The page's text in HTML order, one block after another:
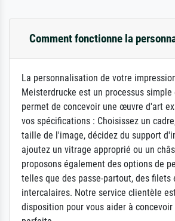
Comment fonctionne la
La personnalisation de votre
Meisterdrucke est un processus
permet de concevoir une œuvre d'art
vos spécifications : Choisissez un
taille de l'image, décidez du support
ajoutez un vitrage approprié ou un
proposons également des options de
telles que des passe-partout, des filets
intercalaires. Notre service clientèle
disposition pour vous aider à